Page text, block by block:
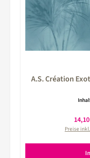
A.S. Création
Preise